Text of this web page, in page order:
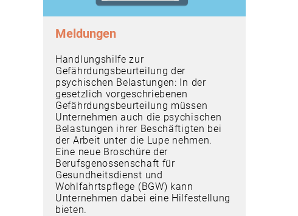
Meldungen
Handlungshilfe zur
Gefährdungsbeurteilung der
psychischen Belastungen: In der
gesetzlich vorgeschriebenen
Gefährdungsbeurteilung müssen
Unternehmen auch die psychischen
Belastungen ihrer Beschäftigten bei
der Arbeit unter die Lupe nehmen.
Eine neue Broschüre der
Berufsgenossenschaft für
Gesundheitsdienst und
Wohlfahrtspflege (BGW) kann
Unternehmen dabei eine Hilfestellung
bieten.